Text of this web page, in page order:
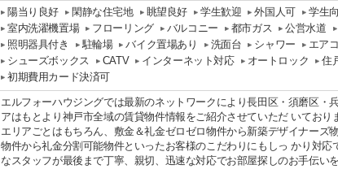
陽当り良好 閑静な住宅地 眺望良好 学生歓迎 外国人可 学生
室内洗濯機置場
フローリング バルコニー 都市ガス 公営水道
照明器具付き
駐輪場 バイク置場あり 洗面台 シャワー
エア
シューズボックス
CATV インターネット対応 オートロック
住
初期費用カード決済可
エルフォーハウジングでは最新のネットワークにより長田区・須磨区・
アはもとより神戸市全域の賃貸物件情報をご紹介させていただ いており
エリアごとはもちろん、敷金＆礼金ゼロゼロ物件から新築デザイナーズ
物件から礼金分割可能物件といったお客様のこだわりにもしっ かり対応
なスタッフが最後まで丁寧、親切、迅速な対応でお部屋探しのお手伝い